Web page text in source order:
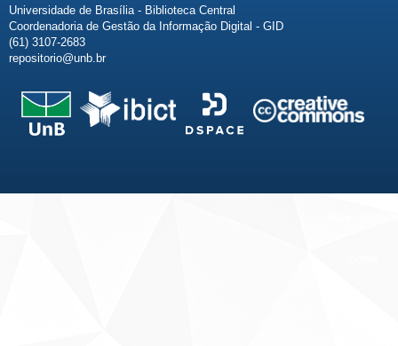
Universidade de Brasília - Biblioteca Central
Coordenadoria de Gestão da Informação Digital - GID
(61) 3107-2683
repositorio@unb.br